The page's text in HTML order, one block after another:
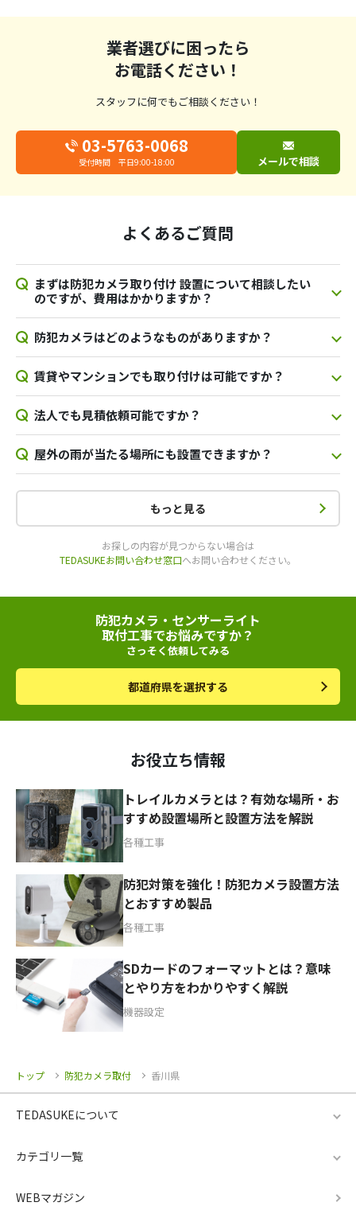
業者選びに困ったら
お電話ください！
スタッフに何でもご相談ください！
03-5763-0068
受付時間 平日9:00-18:00 メールで相談
よくあるご質問
まずは防犯カメラ取り付け 設置について相談したい
のですが、費用はかかりますか？
防犯カメラはどのようなものがありますか？
賃貸やマンションでも取り付けは可能ですか？
法人でも見積依頼可能ですか？
屋外の雨が当たる場所にも設置できますか？
もっと見る
お探しの内容が見つからない場合は
TEDASUKEお問い合わせ窓口へお問い合わせください。
防犯カメラ・センサーライト
取付工事でお悩みですか？
さっそく依頼してみる
都道府県を選択する
お役立ち情報
トレイルカメラとは？有効な場所・お
すすめ設置場所と設置方法を解説
各種工事
防犯対策を強化！防犯カメラ設置方法
とおすすめ製品
各種工事
SDカードのフォーマットとは？意味
とやり方をわかりやすく解説
機器設定
トップ 防犯カメラ取付 香川県
TEDASUKEについて
カテゴリ一覧
WEBマガジン